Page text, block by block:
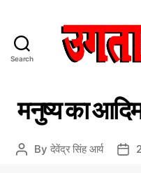
Search
C
a
e
शे
द
मनुष्य का
P By देवेंद्र सिंह आर्य
P